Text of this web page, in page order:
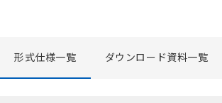
形式仕様一覧 ダウンロード資料一覧